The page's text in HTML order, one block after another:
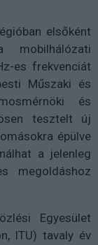
elsőként
es frekvenciát
Műszaki és
és
tesztelt új
épülve
a jelenleg
megoldáshoz
Egyesület
ITU) tavaly év